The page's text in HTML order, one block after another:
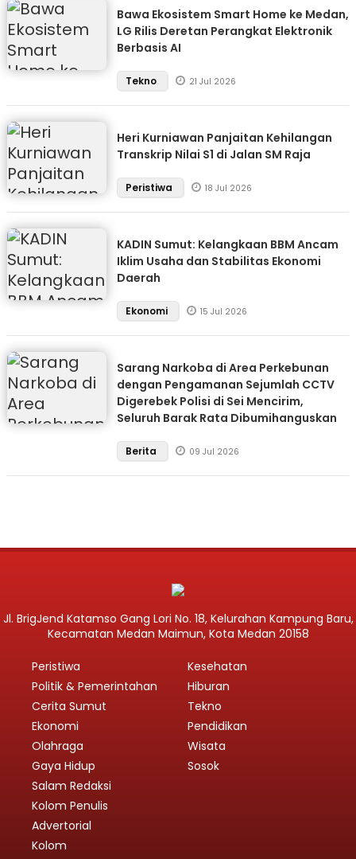
Bawa Ekosistem Smart Home ke Medan,
LG Rilis Deretan Perangkat Elektronik
Berbasis AI
Tekno 21 Jul 2026
Heri Kurniawan Panjaitan Kehilangan
Transkrip Nilai S1 di Jalan SM Raja
Peristiwa 18 Jul 2026
KADIN Sumut: Kelangkaan BBM Ancam
Iklim Usaha dan Stabilitas Ekonomi
Daerah
Ekonomi 15 Jul 2026
Sarang Narkoba di Area Perkebunan
dengan Pengamanan Sejumlah CCTV
Digerebek Polisi di Sei Mencirim,
Seluruh Barak Rata Dibumihanguskan
Berita 09 Jul 2026
Jl. BrigJend Katamso Gang Lori No. 18, Kelurahan Kampung Baru,
Kecamatan Medan Maimun, Kota Medan 20158
Peristiwa
Politik & Pemerintahan
Cerita Sumut
Ekonomi
Olahraga
Gaya Hidup
Kesehatan
Hiburan
Tekno
Pendidikan
Wisata
Sosok
Salam Redaksi
Kolom Penulis
Advertorial
Kolom